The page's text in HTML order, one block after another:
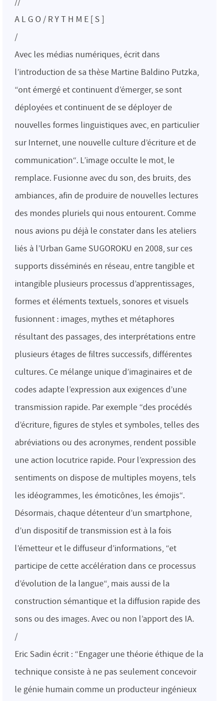
A L G O / R Y T H M E [ S ]
/
Avec les médias numériques, écrit dans
l’introduction de sa thèse Martine Baldino Putzka,
“ont émergé et continuent d’émerger, se sont
déployées et continuent de se déployer de
nouvelles formes linguistiques avec, en particulier
sur Internet, une nouvelle culture d’écriture et de
communication“. L’image occulte le mot, le
remplace. Fusionne avec du son, des bruits, des
ambiances, afin de produire de nouvelles lectures
des mondes pluriels qui nous entourent. Comme
nous avions pu déjà le constater dans les ateliers
liés à l’Urban Game SUGOROKU en 2008, sur ces
supports disséminés en réseau, entre tangible et
intangible plusieurs processus d’apprentissages,
formes et éléments textuels, sonores et visuels
fusionnent : images, mythes et métaphores
résultant des passages, des interprétations entre
plusieurs étages de filtres successifs, différentes
cultures. Ce mélange unique d’imaginaires et de
codes adapte l’expression aux exigences d’une
transmission rapide. Par exemple “des procédés
d’écriture, figures de styles et symboles, telles des
abréviations ou des acronymes, rendent possible
une action locutrice rapide. Pour l’expression des
sentiments on dispose de multiples moyens, tels
les idéogrammes, les émoticônes, les émojis“.
Désormais, chaque détenteur d’un smartphone,
d’un dispositif de transmission est à la fois
l’émetteur et le diffuseur d’informations, “et
participe de cette accélération dans ce processus
d’évolution de la langue“, mais aussi de la
construction sémantique et la diffusion rapide des
sons ou des images. Avec ou non l’apport des IA.
/
Eric Sadin écrit : “Engager une théorie éthique de la
technique consiste à ne pas seulement concevoir
le génie humain comme un producteur ingénieux